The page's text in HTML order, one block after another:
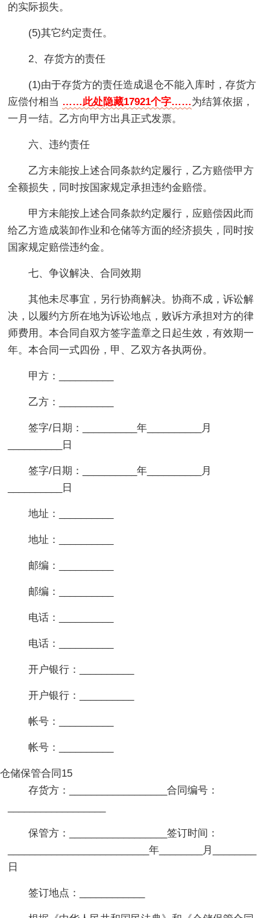
的实际损失。
(5)其它约定责任。
2、存货方的责任
(1)由于存货方的责任造成退仓不能入库时，存货方
应偿付相当 ……此处隐藏17921个字……为结算依据，
一月一结。乙方向甲方出具正式发票。
六、违约责任
乙方未能按上述合同条款约定履行，乙方赔偿甲方
全额损失，同时按国家规定承担违约金赔偿。
甲方未能按上述合同条款约定履行，应赔偿因此而
给乙方造成装卸作业和仓储等方面的经济损失，同时按
国家规定赔偿违约金。
七、争议解决、合同效期
其他未尽事宜，另行协商解决。协商不成，诉讼解
决，以履约方所在地为诉讼地点，败诉方承担对方的律
师费用。本合同自双方签字盖章之日起生效，有效期一
年。本合同一式四份，甲、乙双方各执两份。
甲方：__________
乙方：__________
签字/日期：__________年__________月
__________日
签字/日期：__________年__________月
__________日
地址：__________
地址：__________
邮编：__________
邮编：__________
电话：__________
电话：__________
开户银行：__________
开户银行：__________
帐号：__________
帐号：__________
仓储保管合同15
存货方：__________________合同编号：
保管方：__________________签订时间：
__________________________年________月________
日
签订地点：____________